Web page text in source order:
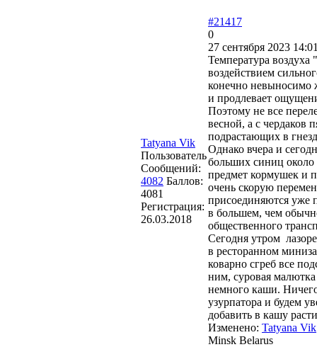
Tatyana Vik
Пользователь
Сообщений:
4082 Баллов:
4081
Регистрация:
26.03.2018
#21417
0
27 сентября 2023
Температура
воздействием
конечно невыносимо
и продлевает
Поэтому не все
весной, а с чердаков
подрастающих в
Однако вчера и
больших синиц около
предмет кормушек и
очень скорую
присоединяются уже
в большем, чем
общественного
Сегодня утром
в ресторанном
коварно сгреб все
ним, суровая малютка
немного каши.
узурпатора и будем
добавить в кашу
Изменено: Tatyana Vik
Minsk Belarus